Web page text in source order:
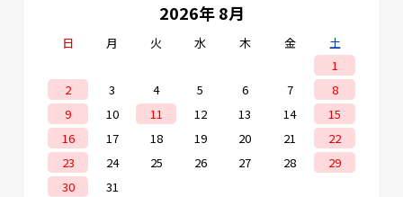
2026年 8月
日 月 火 水 木 金
土
1
2
3 4 5 6 7
8
9
10 11 12 13 14
15
16
17 18 19 20 21
22
23
24 25 26 27 28
29
30
31